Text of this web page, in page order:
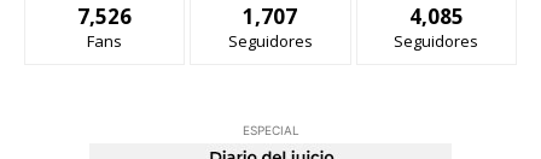
7,526
Fans
1,707
Seguidores
4,085
Seguidores
ESPECIAL